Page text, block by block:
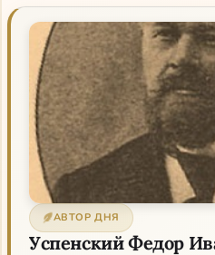
Канон блаженной Ксении
Житие блаженной Ксении
АВТОР ДНЯ
Успенский Федор